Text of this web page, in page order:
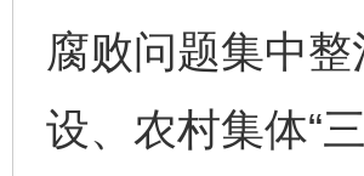
腐败问题集中
设、农村集体“